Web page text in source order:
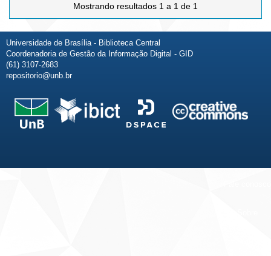
Mostrando resultados 1 a 1 de 1
Universidade de Brasília - Biblioteca Central
Coordenadoria de Gestão da Informação Digital - GID
(61) 3107-2683
repositorio@unb.br